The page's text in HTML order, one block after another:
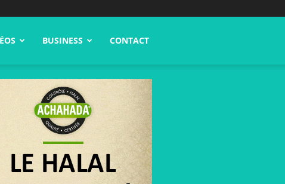
BUSINESS CONTACT